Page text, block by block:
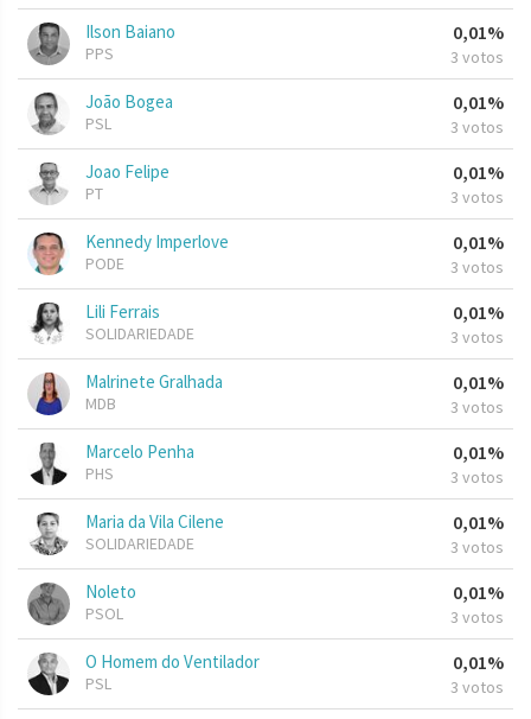
Ilson Baiano
PPS
0,01%
3 votos
João Bogea
PSL
0,01%
3 votos
Joao Felipe
PT
0,01%
3 votos
Kennedy Imperlove
PODE
0,01%
3 votos
Lili Ferrais
SOLIDARIEDADE
0,01%
3 votos
Malrinete Gralhada
MDB
0,01%
3 votos
Marcelo Penha
PHS
0,01%
3 votos
Maria da Vila Cilene
SOLIDARIEDADE
0,01%
3 votos
Noleto
PSOL
0,01%
3 votos
O Homem do Ventilador
PSL
0,01%
3 votos